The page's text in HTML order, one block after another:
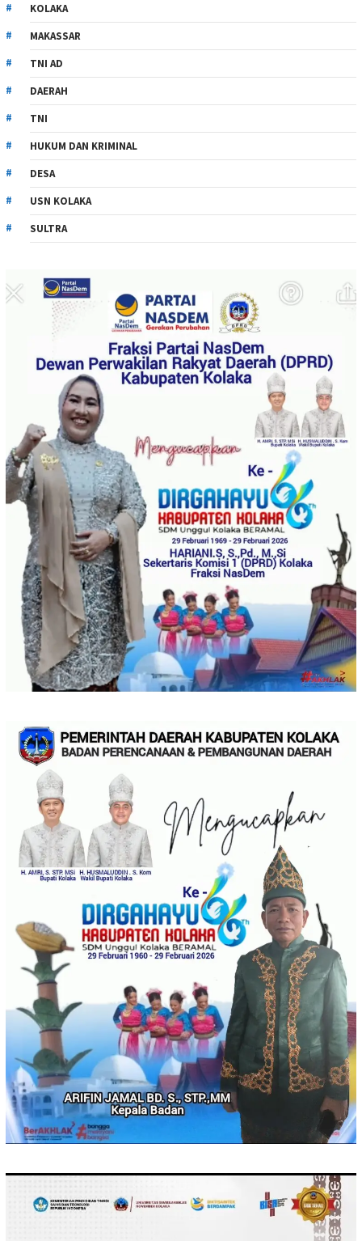
KOLAKA
MAKASSAR
TNI AD
DAERAH
TNI
HUKUM DAN KRIMINAL
DESA
USN KOLAKA
SULTRA